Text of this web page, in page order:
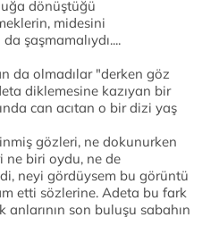
dönüştüğü
midesini
da şaşmamalıydı....
da olmadılar "derken göz
diklemesine kazıyan bir
can acıtan o bir dizi yaş
gözleri, ne dokunurken
ne biri oydu, ne de
neyi gördüysem bu görüntü
etti sözlerine. Adeta bu fark
son buluşu sabahın